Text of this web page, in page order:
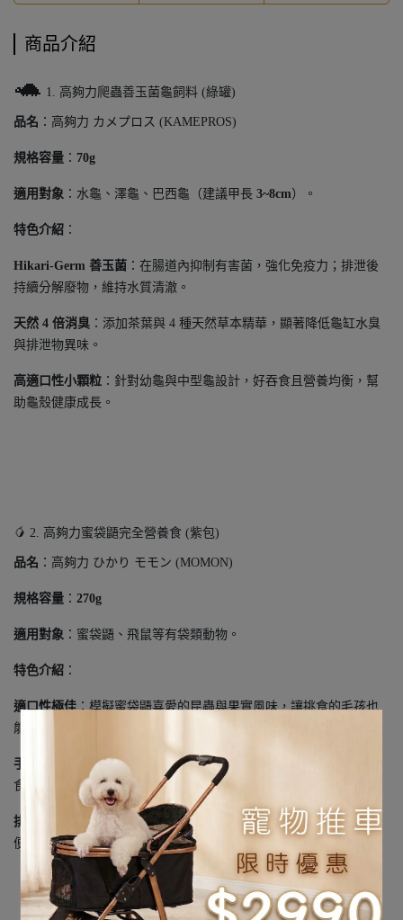
商品介紹
🐢 1. 高夠力爬蟲善玉菌龜飼料 (綠罐)
品名 ：高夠力 カメプロス (KAMEPROS)
規格容量 ： 70g
適用對象 ：水龜、澤龜、巴西龜（建議甲長 3~8cm）。
特色介紹 ：
Hikari-Germ 善玉菌 ：在腸道內抑制有害菌，強化免疫力；排泄後
持續分解廢物，維持水質清澈。
天然 4 倍消臭 ：添加茶葉與 4 種天然草本精華，顯著降低龜缸水臭
與排泄物異味。
高適口性小顆粒 ：針對幼龜與中型龜設計，好吞食且營養均衡，幫
助龜殼健康成長。
🥭 2. 高夠力蜜袋鼯完全營養食 (紫包)
品名 ：高夠力 ひかり モモン (MOMON)
規格容量 ： 270g
適用對象 ：蜜袋鼯、飛鼠等有袋類動物。
特色介紹 ：
適口性極佳：模擬蜜袋鼯喜愛的昆蟲與果實風味，讓挑食的毛孩也
能攝取完整營養。
手持條狀設計
：細長條狀方便小動物手持進食，幼體也能輕鬆咬
食。
排泄物減味
：內含善玉菌環境友善配方，有效減輕蜜袋鼯尿液與糞
便的刺鼻感。